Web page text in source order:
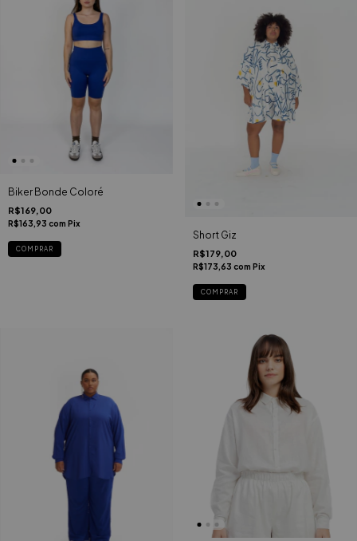
Biker Bonde Coloré
R$169,00
R$163,93 com Pix
COMPRAR
Short Giz
R$179,00
R$173,63 com Pix
COMPRAR